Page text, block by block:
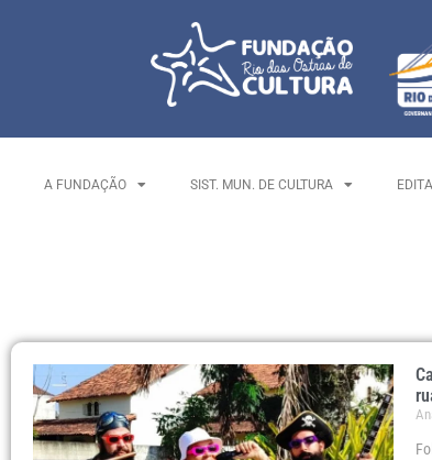
A FUNDAÇÃO SIST. MUN. DE CULTURA